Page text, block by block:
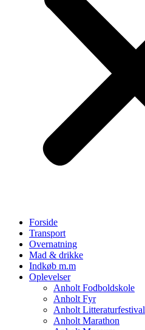
Forside
Transport
Overnatning
Mad & drikke
Indkøb m.m
Oplevelser
Anholt Fodboldskole
Anholt Fyr
Anholt Litteraturfestival
Anholt Marathon